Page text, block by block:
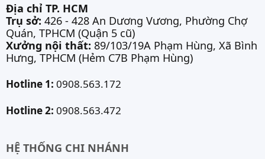
Địa chỉ TP. HCM
Trụ sở: 426 - 428 An Dương Vương, Phường Chợ
Quán, TPHCM (Quận 5 cũ)
Xưởng nội thất: 89/103/19A Phạm Hùng, Xã Bình
Hưng, TPHCM (Hẻm C7B Phạm Hùng)
Hotline 1: 0908.563.172
Hotline 2: 0908.563.472
HỆ THỐNG CHI NHÁNH